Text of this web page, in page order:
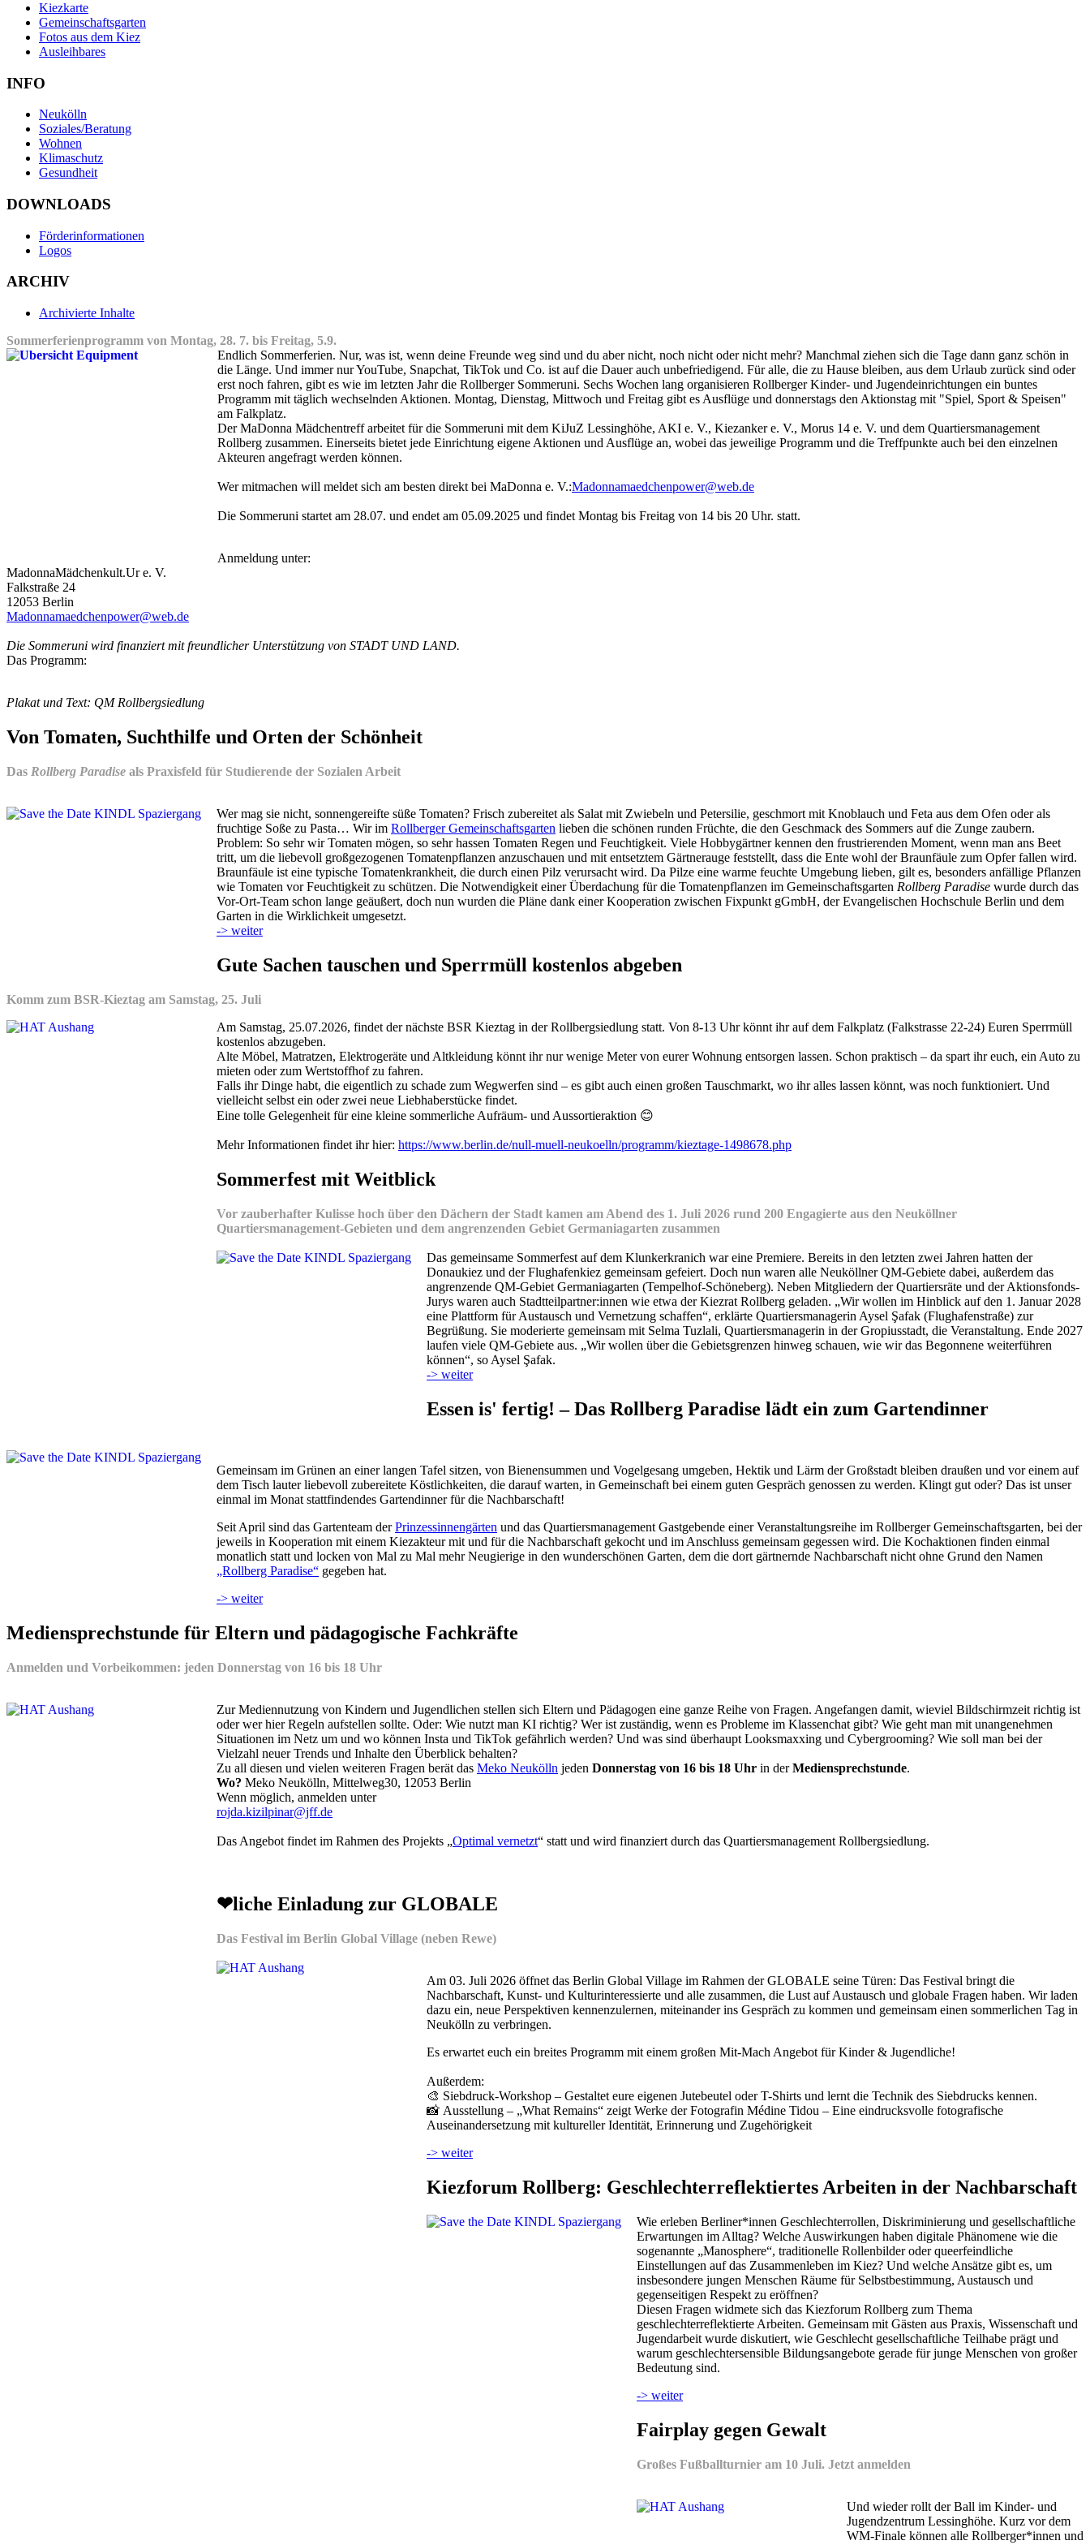
Kiezkarte
Gemeinschaftsgarten
Fotos aus dem Kiez
Ausleihbares
INFO
Neukölln
Soziales/Beratung
Wohnen
Klimaschutz
Gesundheit
DOWNLOADS
Förderinformationen
Logos
ARCHIV
Archivierte Inhalte
Sommerferienprogramm von Montag, 28. 7. bis Freitag, 5.9.
Endlich Sommerferien. Nur, was ist, wenn deine Freunde weg sind und du aber nicht, noch nicht oder nicht mehr? Manchmal ziehen sich die Tage dann ganz schön in
die Länge. Und immer nur YouTube, Snapchat, TikTok und Co. ist auf die Dauer auch unbefriedigend. Für alle, die zu Hause bleiben, aus dem Urlaub zurück sind oder
erst noch fahren, gibt es wie im letzten Jahr die Rollberger Sommeruni. Sechs Wochen lang organisieren Rollberger Kinder- und Jugendeinrichtungen ein buntes
Programm mit täglich wechselnden Aktionen. Montag, Dienstag, Mittwoch und Freitag gibt es Ausflüge und donnerstags den Aktionstag mit "Spiel, Sport & Speisen"
am Falkplatz.
Der MaDonna Mädchentreff arbeitet für die Sommeruni mit dem KiJuZ Lessinghöhe, AKI e. V., Kiezanker e. V., Morus 14 e. V. und dem Quartiersmanagement
Rollberg zusammen. Einerseits bietet jede Einrichtung eigene Aktionen und Ausflüge an, wobei das jeweilige Programm und die Treffpunkte auch bei den einzelnen
Akteuren angefragt werden können.
Wer mitmachen will meldet sich am besten direkt bei MaDonna e. V.:Madonnamaedchenpower@web.de
Die Sommeruni startet am 28.07. und endet am 05.09.2025 und findet Montag bis Freitag von 14 bis 20 Uhr. statt.
Anmeldung unter:
MadonnaMädchenkult.Ur e. V.
Falkstraße 24
12053 Berlin
Madonnamaedchenpower@web.de
Die Sommeruni wird finanziert mit freundlicher Unterstützung von STADT UND LAND.
Das Programm:
Plakat und Text: QM Rollbergsiedlung
Von Tomaten, Suchthilfe und Orten der Schönheit
Das Rollberg Paradise als Praxisfeld für Studierende der Sozialen Arbeit
Wer mag sie nicht, sonnengereifte süße Tomaten? Frisch zubereitet als Salat mit Zwiebeln und Petersilie, geschmort mit Knoblauch und Feta aus dem Ofen oder als
fruchtige Soße zu Pasta… Wir im Rollberger Gemeinschaftsgarten lieben die schönen runden Früchte, die den Geschmack des Sommers auf die Zunge zaubern.
Problem: So sehr wir Tomaten mögen, so sehr hassen Tomaten Regen und Feuchtigkeit. Viele Hobbygärtner kennen den frustrierenden Moment, wenn man ans Beet
tritt, um die liebevoll großgezogenen Tomatenpflanzen anzuschauen und mit entsetztem Gärtnerauge feststellt, dass die Ente wohl der Braunfäule zum Opfer fallen wird.
Braunfäule ist eine typische Tomatenkrankheit, die durch einen Pilz verursacht wird. Da Pilze eine warme feuchte Umgebung lieben, gilt es, besonders anfällige Pflanzen
wie Tomaten vor Feuchtigkeit zu schützen. Die Notwendigkeit einer Überdachung für die Tomatenpflanzen im Gemeinschaftsgarten Rollberg Paradise wurde durch das
Vor-Ort-Team schon lange geäußert, doch nun wurden die Pläne dank einer Kooperation zwischen Fixpunkt gGmbH, der Evangelischen Hochschule Berlin und dem
Garten in die Wirklichkeit umgesetzt.
-> weiter
Gute Sachen tauschen und Sperrmüll kostenlos abgeben
Komm zum BSR-Kieztag am Samstag, 25. Juli
Am Samstag, 25.07.2026, findet der nächste BSR Kieztag in der Rollbergsiedlung statt. Von 8-13 Uhr könnt ihr auf dem Falkplatz (Falkstrasse 22-24) Euren Sperrmüll
kostenlos abzugeben.
Alte Möbel, Matratzen, Elektrogeräte und Altkleidung könnt ihr nur wenige Meter von eurer Wohnung entsorgen lassen. Schon praktisch – da spart ihr euch, ein Auto zu
mieten oder zum Wertstoffhof zu fahren.
Falls ihr Dinge habt, die eigentlich zu schade zum Wegwerfen sind – es gibt auch einen großen Tauschmarkt, wo ihr alles lassen könnt, was noch funktioniert. Und
vielleicht selbst ein oder zwei neue Liebhaberstücke findet.
Eine tolle Gelegenheit für eine kleine sommerliche Aufräum- und Aussortieraktion 😊
Mehr Informationen findet ihr hier: https://www.berlin.de/null-muell-neukoelln/programm/kieztage-1498678.php
Sommerfest mit Weitblick
Vor zauberhafter Kulisse hoch über den Dächern der Stadt kamen am Abend des 1. Juli 2026 rund 200 Engagierte aus den Neuköllner
Quartiersmanagement-Gebieten und dem angrenzenden Gebiet Germaniagarten zusammen
Das gemeinsame Sommerfest auf dem Klunkerkranich war eine Premiere. Bereits in den letzten zwei Jahren hatten der
Donaukiez und der Flughafenkiez gemeinsam gefeiert. Doch nun waren alle Neuköllner QM-Gebiete dabei, außerdem das
angrenzende QM-Gebiet Germaniagarten (Tempelhof-Schöneberg). Neben Mitgliedern der Quartiersräte und der Aktionsfonds-
Jurys waren auch Stadtteilpartner:innen wie etwa der Kiezrat Rollberg geladen. „Wir wollen im Hinblick auf den 1. Januar 2028
eine Plattform für Austausch und Vernetzung schaffen“, erklärte Quartiersmanagerin Aysel Şafak (Flughafenstraße) zur
Begrüßung. Sie moderierte gemeinsam mit Selma Tuzlali, Quartiersmanagerin in der Gropiusstadt, die Veranstaltung. Ende 2027
laufen viele QM-Gebiete aus. „Wir wollen über die Gebietsgrenzen hinweg schauen, wie wir das Begonnene weiterführen
können“, so Aysel Şafak.
-> weiter
Essen is' fertig! – Das Rollberg Paradise lädt ein zum Gartendinner
Gemeinsam im Grünen an einer langen Tafel sitzen, von Bienensummen und Vogelgesang umgeben, Hektik und Lärm der Großstadt bleiben draußen und vor einem auf
dem Tisch lauter liebevoll zubereitete Köstlichkeiten, die darauf warten, in Gemeinschaft bei einem guten Gespräch genossen zu werden. Klingt gut oder? Das ist unser
einmal im Monat stattfindendes Gartendinner für die Nachbarschaft!
Seit April sind das Gartenteam derPrinzessinnengärten und das Quartiersmanagement Gastgebende einer Veranstaltungsreihe im Rollberger Gemeinschaftsgarten, bei der
jeweils in Kooperation mit einem Kiezakteur mit und für die Nachbarschaft gekocht und im Anschluss gemeinsam gegessen wird. Die Kochaktionen finden einmal
monatlich statt und locken von Mal zu Mal mehr Neugierige in den wunderschönen Garten, dem die dort gärtnernde Nachbarschaft nicht ohne Grund den Namen
„Rollberg Paradise“ gegeben hat.
-> weiter
Mediensprechstunde für Eltern und pädagogische Fachkräfte
Anmelden und Vorbeikommen: jeden Donnerstag von 16 bis 18 Uhr
Zur Mediennutzung von Kindern und Jugendlichen stellen sich Eltern und Pädagogen eine ganze Reihe von Fragen. Angefangen damit, wieviel Bildschirmzeit richtig ist
oder wer hier Regeln aufstellen sollte. Oder: Wie nutzt man KI richtig? Wer ist zuständig, wenn es Probleme im Klassenchat gibt? Wie geht man mit unangenehmen
Situationen im Netz um und wo können Insta und TikTok gefährlich werden? Und was sind überhaupt Looksmaxxing und Cybergrooming? Wie soll man bei der
Vielzahl neuer Trends und Inhalte den Überblick behalten?
Zu all diesen und vielen weiteren Fragen berät das Meko Neukölln jeden Donnerstag von 16 bis 18 Uhr in derMediensprechstunde.
Wo? Meko Neukölln, Mittelweg30, 12053 Berlin
Wenn möglich, anmelden unter
rojda.kizilpinar@jff.de
Das Angebot findet im Rahmen des Projekts „Optimal vernetzt“ statt und wird finanziert durch das Quartiersmanagement Rollbergsiedlung.
❤liche Einladung zur GLOBALE
Das Festival im Berlin Global Village (neben Rewe)
Am 03. Juli 2026 öffnet das Berlin Global Village im Rahmen der GLOBALE seine Türen: Das Festival bringt die
Nachbarschaft, Kunst- und Kulturinteressierte und alle zusammen, die Lust auf Austausch und globale Fragen haben. Wir laden
dazu ein, neue Perspektiven kennenzulernen, miteinander ins Gespräch zu kommen und gemeinsam einen sommerlichen Tag in
Neukölln zu verbringen.
Es erwartet euch ein breites Programm mit einem großen Mit-Mach Angebot für Kinder & Jugendliche!
Außerdem:
🎨 Siebdruck-Workshop – Gestaltet eure eigenen Jutebeutel oder T-Shirts und lernt die Technik des Siebdrucks kennen.
📸 Ausstellung – „What Remains“ zeigt Werke der Fotografin Médine Tidou – Eine eindrucksvolle fotografische
Auseinandersetzung mit kultureller Identität, Erinnerung und Zugehörigkeit
-> weiter
Kiezforum Rollberg: Geschlechterreflektiertes Arbeiten in der Nachbarschaft
Wie erleben Berliner*innen Geschlechterrollen, Diskriminierung und gesellschaftliche
Erwartungen im Alltag? Welche Auswirkungen haben digitale Phänomene wie die
sogenannte „Manosphere“, traditionelle Rollenbilder oder queerfeindliche
Einstellungen auf das Zusammenleben im Kiez? Und welche Ansätze gibt es, um
insbesondere jungen Menschen Räume für Selbstbestimmung, Austausch und
gegenseitigen Respekt zu eröffnen?
Diesen Fragen widmete sich das Kiezforum Rollberg zum Thema
geschlechterreflektierte Arbeiten. Gemeinsam mit Gästen aus Praxis, Wissenschaft und
Jugendarbeit wurde diskutiert, wie Geschlecht gesellschaftliche Teilhabe prägt und
warum geschlechtersensible Bildungsangebote gerade für junge Menschen von großer
Bedeutung sind.
-> weiter
Fairplay gegen Gewalt
Großes Fußballturnier am 10 Juli. Jetzt anmelden
Und wieder rollt der Ball im Kinder- und
Jugendzentrum Lessinghöhe. Kurz vor dem
WM-Finale können alle Rollberger*innen und